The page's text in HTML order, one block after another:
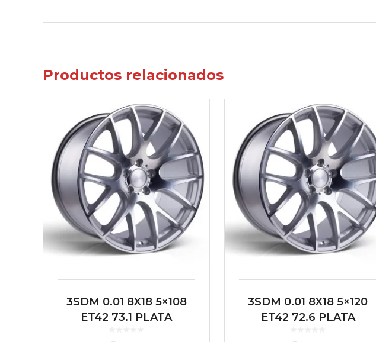
Productos relacionados
3SDM 0.01 8X18 5×108
ET42 73.1 PLATA
3SDM 0.01 8X18 5×120
ET42 72.6 PLATA